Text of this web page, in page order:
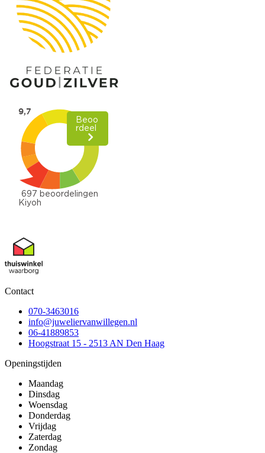
Contact
070-3463016
info@juweliervanwillegen.nl
06-41889853
Hoogstraat 15 - 2513 AN Den Haag
Openingstijden
Maandag
Dinsdag
Woensdag
Donderdag
Vrijdag
Zaterdag
Zondag